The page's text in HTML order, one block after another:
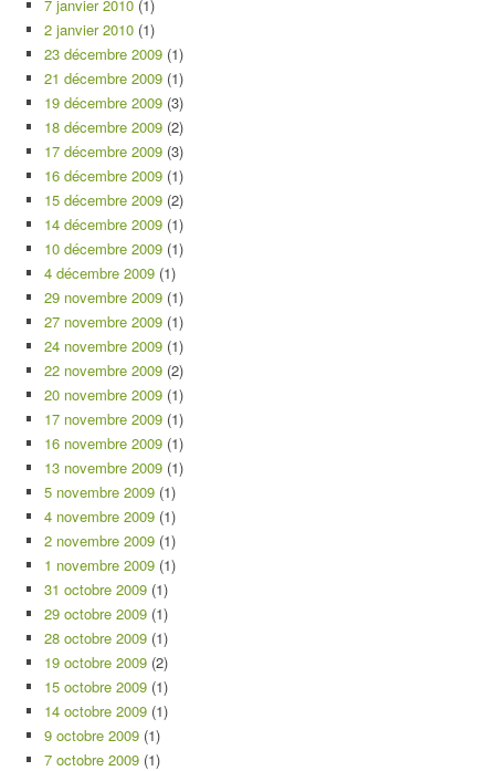
7 janvier 2010 (1)
2 janvier 2010 (1)
23 décembre 2009 (1)
21 décembre 2009 (1)
19 décembre 2009 (3)
18 décembre 2009 (2)
17 décembre 2009 (3)
16 décembre 2009 (1)
15 décembre 2009 (2)
14 décembre 2009 (1)
10 décembre 2009 (1)
4 décembre 2009 (1)
29 novembre 2009 (1)
27 novembre 2009 (1)
24 novembre 2009 (1)
22 novembre 2009 (2)
20 novembre 2009 (1)
17 novembre 2009 (1)
16 novembre 2009 (1)
13 novembre 2009 (1)
5 novembre 2009 (1)
4 novembre 2009 (1)
2 novembre 2009 (1)
1 novembre 2009 (1)
31 octobre 2009 (1)
29 octobre 2009 (1)
28 octobre 2009 (1)
19 octobre 2009 (2)
15 octobre 2009 (1)
14 octobre 2009 (1)
9 octobre 2009 (1)
7 octobre 2009 (1)